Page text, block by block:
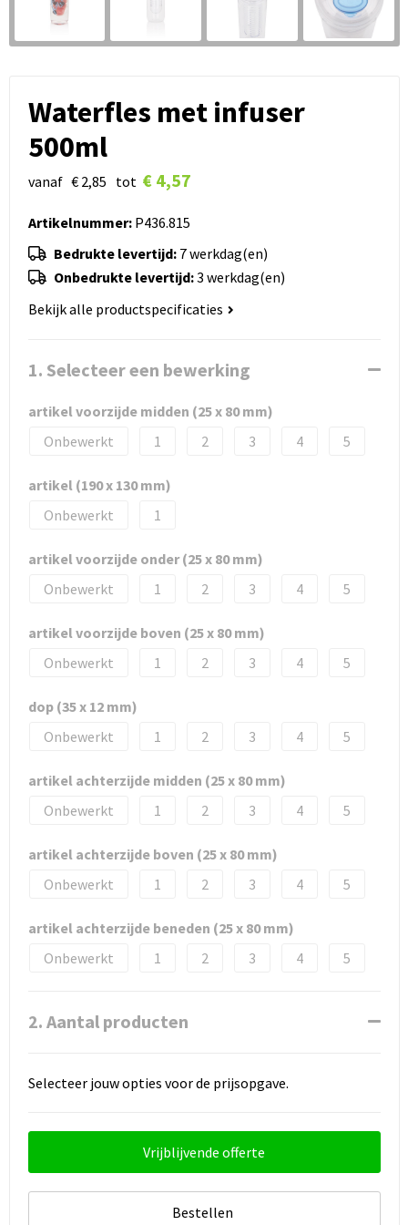
Waterfles met infuser
500ml
vanaf € 2,85 tot € 4,57
Artikelnummer:P436.815
Bedrukte levertijd: 7 werkdag(en)
Onbedrukte levertijd:3 werkdag(en)
Bekijk alle productspecificaties
1. Selecteer een bewerking
artikel voorzijde midden (25 x 80 mm)
Onbewerkt
1 2 3 4 5
artikel (190 x 130 mm)
Onbewerkt
1
artikel voorzijde onder (25 x 80 mm)
Onbewerkt
1 2 3 4 5
artikel voorzijde boven (25 x 80 mm)
Onbewerkt
1 2 3 4 5
dop (35 x 12 mm)
Onbewerkt
1 2 3 4 5
artikel achterzijde midden (25 x 80 mm)
Onbewerkt
1 2 3 4 5
artikel achterzijde boven (25 x 80 mm)
Onbewerkt
1 2 3 4 5
artikel achterzijde beneden (25 x 80 mm)
Onbewerkt
1 2 3 4 5
2. Aantal producten
Selecteer jouw opties voor de prijsopgave.
Vrijblijvende offerte
Bestellen